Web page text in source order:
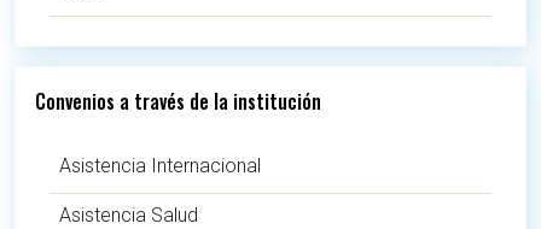
Convenios a través de la institución
Asistencia Internacional
Asistencia Salud